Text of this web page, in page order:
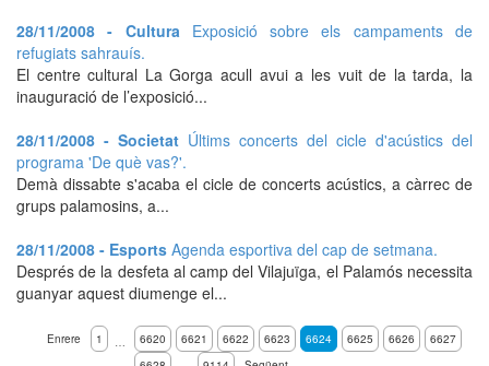
28/11/2008 - Cultura Exposició sobre els campaments de
refugiats sahrauís.
El centre cultural La Gorga acull avui a les vuit de la tarda, la
inauguració de l’exposició...
28/11/2008 - Societat Últims concerts del cicle d'acústics del
programa 'De què vas?'.
Demà dissabte s'acaba el cicle de concerts acústics, a càrrec de
grups palamosins, a...
28/11/2008 - Esports Agenda esportiva del cap de setmana.
Després de la desfeta al camp del Vilajuïga, el Palamós necessita
guanyar aquest diumenge el...
Enrere 1 … 6620 6621 6622 6623 6624 6625 6626
6627